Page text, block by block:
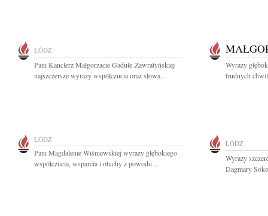
ŁÓDŹ
Pani Kanclerz Małgorzacie Gadule-Zawratyńskiej
najszczersze wyrazy współczucia oraz słowa...
Wyrazy
trudnych
ŁÓDŹ
Pani Magdalenie Wiśniewskiej wyrazy głębokiego
współczucia, wsparcia i otuchy z powodu...
ŁÓDŹ
Wyrazy
Dagmary